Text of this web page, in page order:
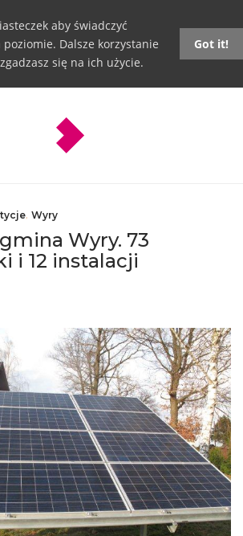
aby świadczyć
Dalsze korzystanie
się na ich użycie.
Got it!
, Wyry
Wyry. 73
i 12 instalacji